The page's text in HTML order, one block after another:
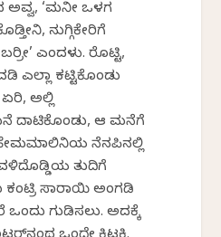
ಅವ್ವ, ‘ಮನೀ ಒಳಗ
ನುಗ್ಗಿಕೇರಿಗೆ
ಎಂದಳು. ರೊಟ್ಟಿ,
ಎಲ್ಲಾ ಕಟ್ಟಿಕೊಂಡು
ಏರಿ, ಅಲ್ಲಿ
ದಾಟಿಕೊಂಡು, ಆ ಮನೆಗೆ
ನೆನಪಿನಲ್ಲಿ
ತುದಿಗೆ
ಕಂಟ್ರಿ ಸಾರಾಯಿ ಅಂಗಡಿ
ಒಂದು ಗುಡಿಸಲು. ಅದಕ್ಕೆ